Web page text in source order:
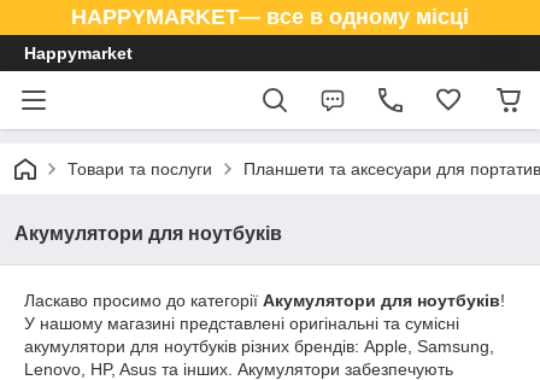
HAPPYMARKET— все в одному місці
Happymarket
Товари та послуги Планшети та аксесуари для
Акумулятори для ноутбуків
Ласкаво просимо до категорії Акумулятори для ноутбуків!
У нашому магазині представлені оригінальні та сумісні
акумулятори для ноутбуків різних брендів: Apple, Samsung,
Lenovo, HP, Asus та інших. Акумулятори забезпечують